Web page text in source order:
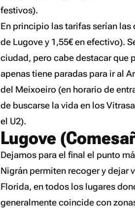
festivos).
En principio las tarifas serían las
de Lugove y 1,55€ en efectivo).
ciudad, pero cabe destacar que
apenas tiene paradas para ir al
del Meixoeiro (en horario de
de buscarse la vida en los
el U2).
Lugove
Dejamos para el final el punto
Nigrán permiten recoger y dejar
Florida, en todos los lugares
generalmente coincide con